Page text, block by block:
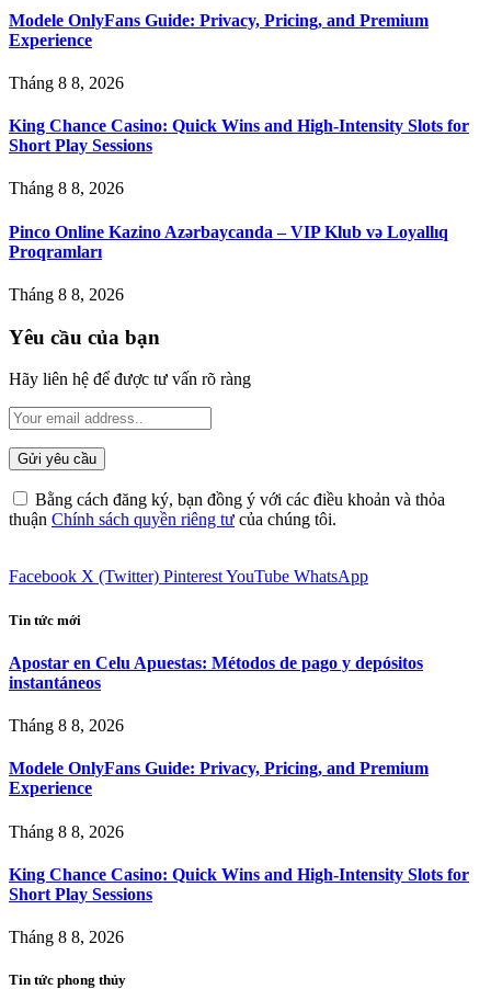
Modele OnlyFans Guide: Privacy, Pricing, and Premium
Experience
Tháng 8 8, 2026
King Chance Casino: Quick Wins and High-Intensity Slots for
Short Play Sessions
Tháng 8 8, 2026
Pinco Online Kazino Azərbaycanda – VIP Klub və Loyallıq
Proqramları
Tháng 8 8, 2026
Yêu cầu của bạn
Hãy liên hệ để được tư vấn rõ ràng
Bằng cách đăng ký, bạn đồng ý với các điều khoản và thỏa
thuận Chính sách quyền riêng tư của chúng tôi.
Facebook X (Twitter) PinterestYouTube WhatsApp
Tin tức mới
Apostar en Celu Apuestas: Métodos de pago y depósitos
instantáneos
Tháng 8 8, 2026
Modele OnlyFans Guide: Privacy, Pricing, and Premium
Experience
Tháng 8 8, 2026
King Chance Casino: Quick Wins and High-Intensity Slots for
Short Play Sessions
Tháng 8 8, 2026
Tin tức phong thủy